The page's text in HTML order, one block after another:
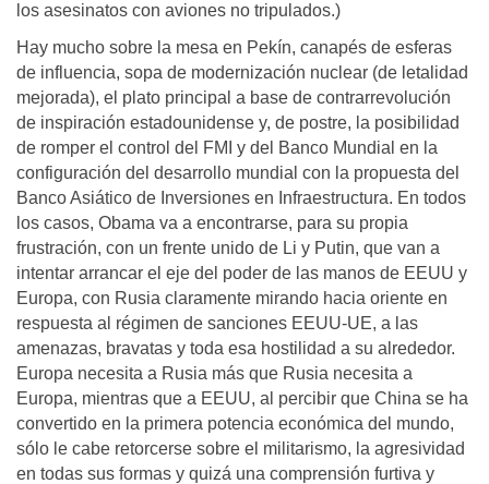
los asesinatos con aviones no tripulados.)
Hay mucho sobre la mesa en Pekín, canapés de esferas
de influencia, sopa de modernización nuclear (de letalidad
mejorada), el plato principal a base de contrarrevolución
de inspiración estadounidense y, de postre, la posibilidad
de romper el control del FMI y del Banco Mundial en la
configuración del desarrollo mundial con la propuesta del
Banco Asiático de Inversiones en Infraestructura. En todos
los casos, Obama va a encontrarse, para su propia
frustración, con un frente unido de Li y Putin, que van a
intentar arrancar el eje del poder de las manos de EEUU y
Europa, con Rusia claramente mirando hacia oriente en
respuesta al régimen de sanciones EEUU-UE, a las
amenazas, bravatas y toda esa hostilidad a su alrededor.
Europa necesita a Rusia más que Rusia necesita a
Europa, mientras que a EEUU, al percibir que China se ha
convertido en la primera potencia económica del mundo,
sólo le cabe retorcerse sobre el militarismo, la agresividad
en todas sus formas y quizá una comprensión furtiva y